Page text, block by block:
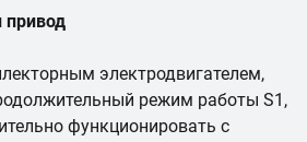
привод
электродвигателем,
режим работы S1,
функционировать с